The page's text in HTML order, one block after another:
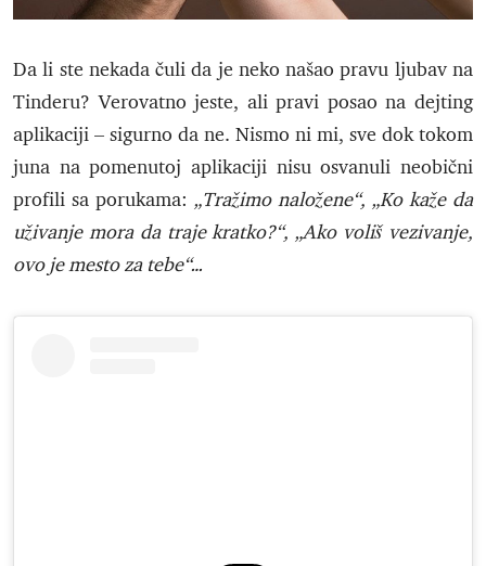
Da li ste nekada čuli da je neko našao pravu ljubav na
Tinderu? Verovatno jeste, ali pravi posao na dejting
aplikaciji – sigurno da ne. Nismo ni mi, sve dok tokom
juna na pomenutoj aplikaciji nisu osvanuli neobični
profili sa porukama: „Tražimo naložene“, „Ko kaže da
uživanje mora da traje kratko?“, „Ako voliš vezivanje,
ovo je mesto za tebe“…